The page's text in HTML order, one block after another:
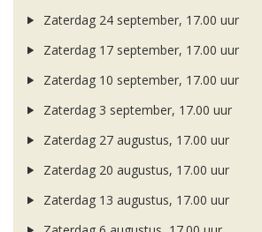
Zaterdag 24 september, 17.00 uur
Zaterdag 17 september, 17.00 uur
Zaterdag 10 september, 17.00 uur
Zaterdag 3 september, 17.00 uur
Zaterdag 27 augustus, 17.00 uur
Zaterdag 20 augustus, 17.00 uur
Zaterdag 13 augustus, 17.00 uur